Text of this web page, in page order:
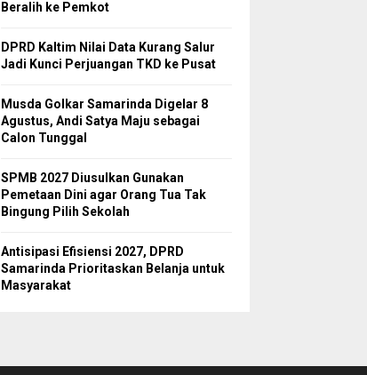
Beralih ke Pemkot
DPRD Kaltim Nilai Data Kurang Salur
Jadi Kunci Perjuangan TKD ke Pusat
Musda Golkar Samarinda Digelar 8
Agustus, Andi Satya Maju sebagai
Calon Tunggal
SPMB 2027 Diusulkan Gunakan
Pemetaan Dini agar Orang Tua Tak
Bingung Pilih Sekolah
Antisipasi Efisiensi 2027, DPRD
Samarinda Prioritaskan Belanja untuk
Masyarakat